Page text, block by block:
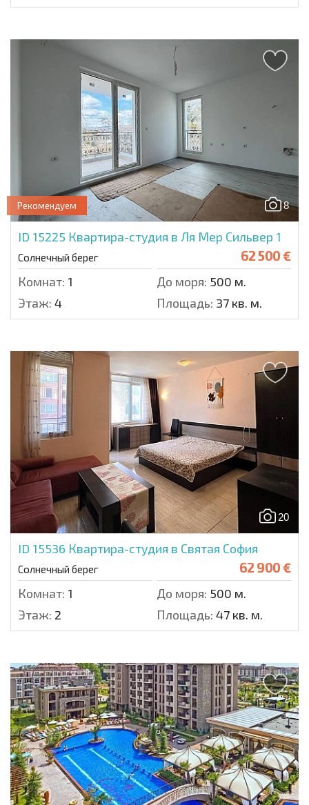
8
Рекомендуем
ID 15225 Квартира-студия в Ля Мер Сильвер 1
Солнечный берег 62 500 €
Комнат: 1 До моря: 500 м.
Этаж: 4 Площадь: 37 кв. м.
20
ID 15536 Квартира-студия в Святая София
Солнечный берег 62 900 €
Комнат: 1 До моря: 500 м.
Этаж: 2 Площадь: 47 кв. м.